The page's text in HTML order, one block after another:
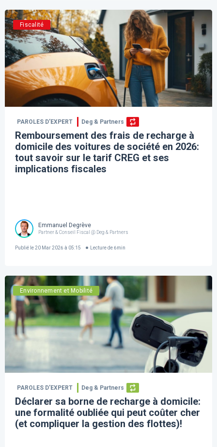
Fiscalité
PAROLES D’EXPERT Deg & Partners
Remboursement des frais de recharge à
domicile des voitures de société en 2026:
tout savoir sur le tarif CREG et ses
implications fiscales
Emmanuel Degrève
Partner & Conseil Fiscal @ Deg & Partners
Publié le20 Mar 2026 à 05:15 Lecture de 6min
Environnement et Mobilité
PAROLES D’EXPERT Deg & Partners
Déclarer sa borne de recharge à domicile:
une formalité oubliée qui peut coûter cher
(et compliquer la gestion des flottes)!